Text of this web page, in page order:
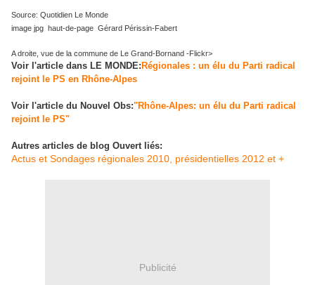
Source: Quotidien Le Monde
image jpg haut-de-page Gérard Périssin-Fabert
A droite, vue de la commune de Le Grand-Bornand -Flickr>
Voir l'article dans LE MONDE: Régionales : un élu du Parti radical
rejoint le PS en Rhône-Alpes
Voir l'article du Nouvel Obs:"Rhône-Alpes: un élu du Parti radical
rejoint le PS"
Autres articles de blog Ouvert liés:
Actus et Sondages régionales 2010, présidentielles 2012 et +
Publicité